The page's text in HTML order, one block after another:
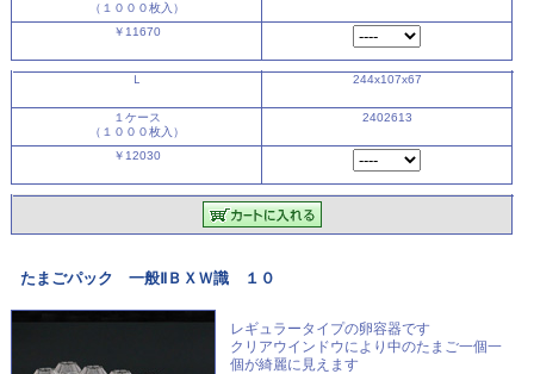
（１０００枚入）
￥11670
Ｌ 244x107x67
１ケース
（１０００枚入）
2402613
￥12030
たまごパック 一般ⅡＢＸＷ識 １０
レギュラータイプの卵容器です
クリアウインドウにより中のたまご一個一
個が綺麗に見えます